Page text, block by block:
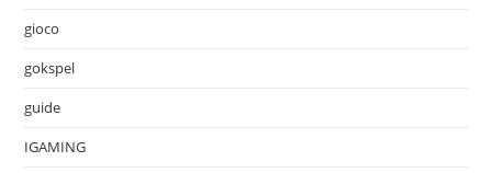
gioco
gokspel
guide
IGAMING